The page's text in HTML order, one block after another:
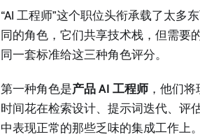
“AI 工程师”这个职位头衔承载了太多
同的角色，它们共享技术栈，但需要
同一套标准给这三种角色评分。
第一种角色是产品 AI 工程师 ，他们
时间花在检索设计、提示词迭代、评
中表现正常的那些乏味的集成工作上